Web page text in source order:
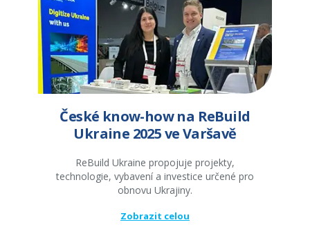
České know-how na ReBuild
Ukraine 2025 ve Varšavě
ReBuild Ukraine propojuje projekty,
technologie, vybavení a investice určené pro
obnovu Ukrajiny.
Zobrazit celou